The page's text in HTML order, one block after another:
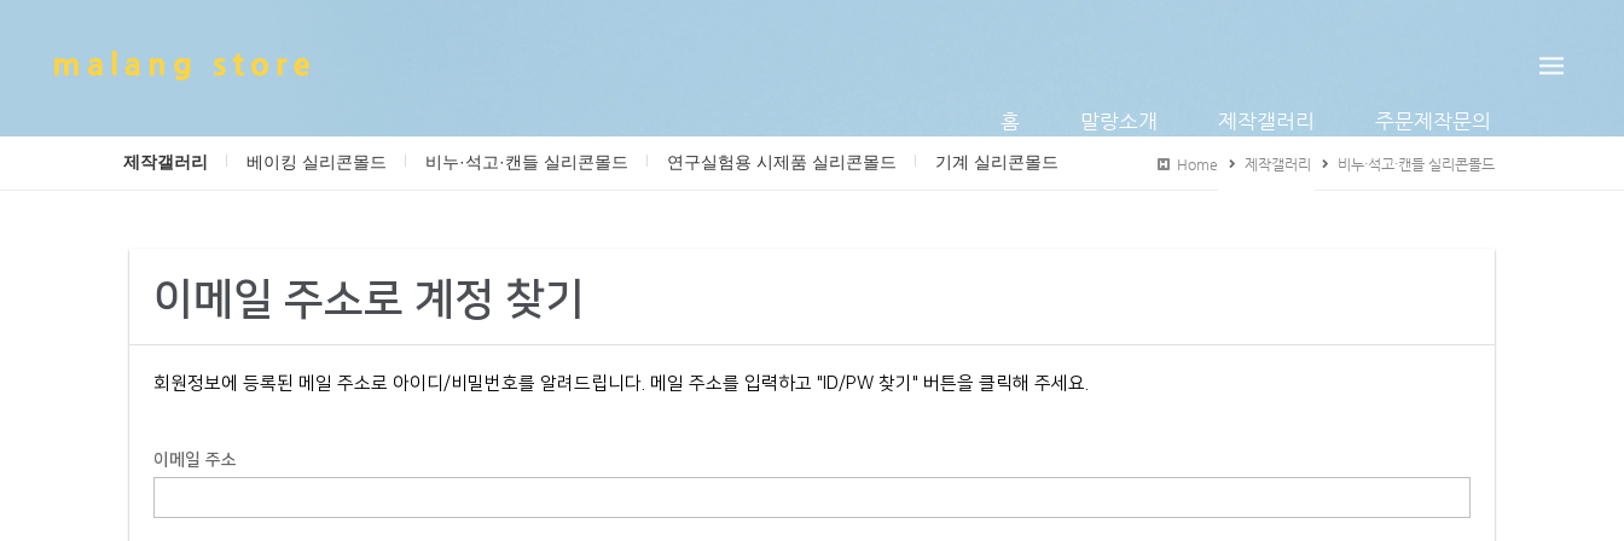
홈 말랑소개 제작갤러리 주문제작문의
제작갤러리 베이킹 실리콘몰드 비누·석고·캔들 실리콘몰드 연구실험용 시제품 실리콘몰드 기계 실리콘몰드 Home 제작갤러리 비누·석고·캔들 실리콘몰드
이메일 주소로 계정 찾기
회원정보에 등록된 메일 주소로 아이디/비밀번호를 알려드립니다. 메일 주소를 입력하고 "ID/PW 찾기" 버튼을 클릭해 주세요.
이메일 주소